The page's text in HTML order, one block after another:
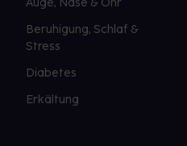
Auge, Nase & Ohr
Beruhigung, Schlaf &
Stress
Diabetes
Erkältung